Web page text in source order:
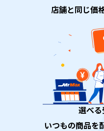
店舗と同じ価
選べる
いつもの商品を